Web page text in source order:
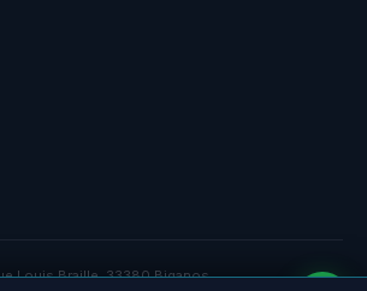
Louis Braille, 33380 Biganos